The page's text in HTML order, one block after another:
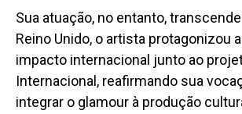
Sua atuação, no entanto,
Reino Unido, o artista protagonizou
impacto internacional junto ao
Internacional, reafirmando sua
integrar o glamour à produção